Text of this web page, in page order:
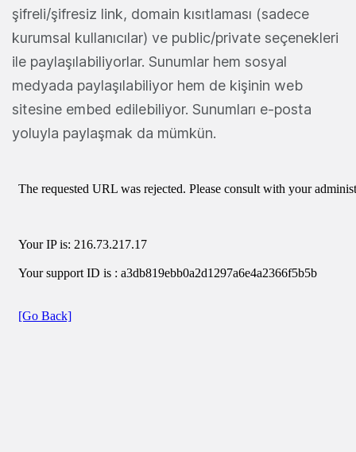
şifreli/şifresiz link, domain kısıtlaması (sadece
kurumsal kullanıcılar) ve public/private seçenekleri
ile paylaşılabiliyorlar. Sunumlar hem sosyal
medyada paylaşılabiliyor hem de kişinin web
sitesine embed edilebiliyor. Sunumları e-posta
yoluyla paylaşmak da mümkün.